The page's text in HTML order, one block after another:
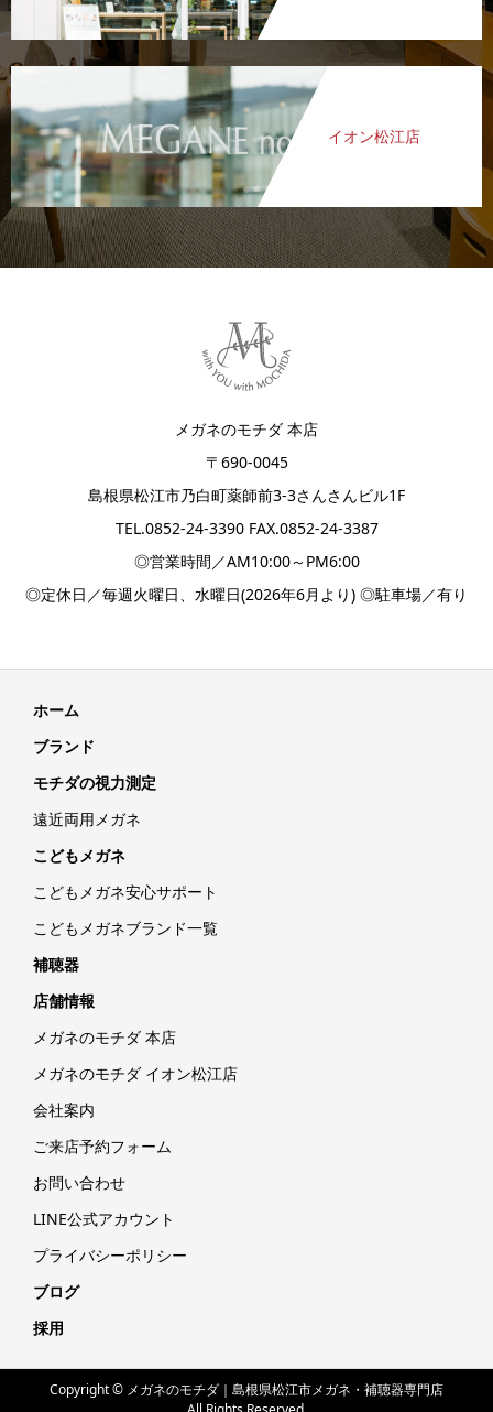
イオン松江店
メガネのモチダ 本店
〒690-0045
島根県松江市乃白町薬師前3-3さんさんビル1F
TEL.0852-24-3390FAX.0852-24-3387
◎営業時間／AM10:00～PM6:00
◎定休日／毎週火曜日、水曜日(2026年6月より) ◎駐車場／有り
ホーム
ブランド
モチダの視力測定
遠近両用メガネ
こどもメガネ
こどもメガネ安心サポート
こどもメガネブランド一覧
補聴器
店舗情報
メガネのモチダ 本店
メガネのモチダ イオン松江店
会社案内
ご来店予約フォーム
お問い合わせ
LINE公式アカウント
プライバシーポリシー
ブログ
採用
Copyright © メガネのモチダ｜島根県松江市メガネ・補聴器専門店